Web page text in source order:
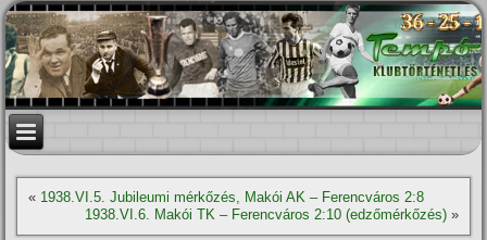
« 1938.VI.5. Jubileumi mérkőzés, Makói AK – Ferencváros 2:8
1938.VI.6. Makói TK – Ferencváros 2:10 (edzőmérkőzés)»